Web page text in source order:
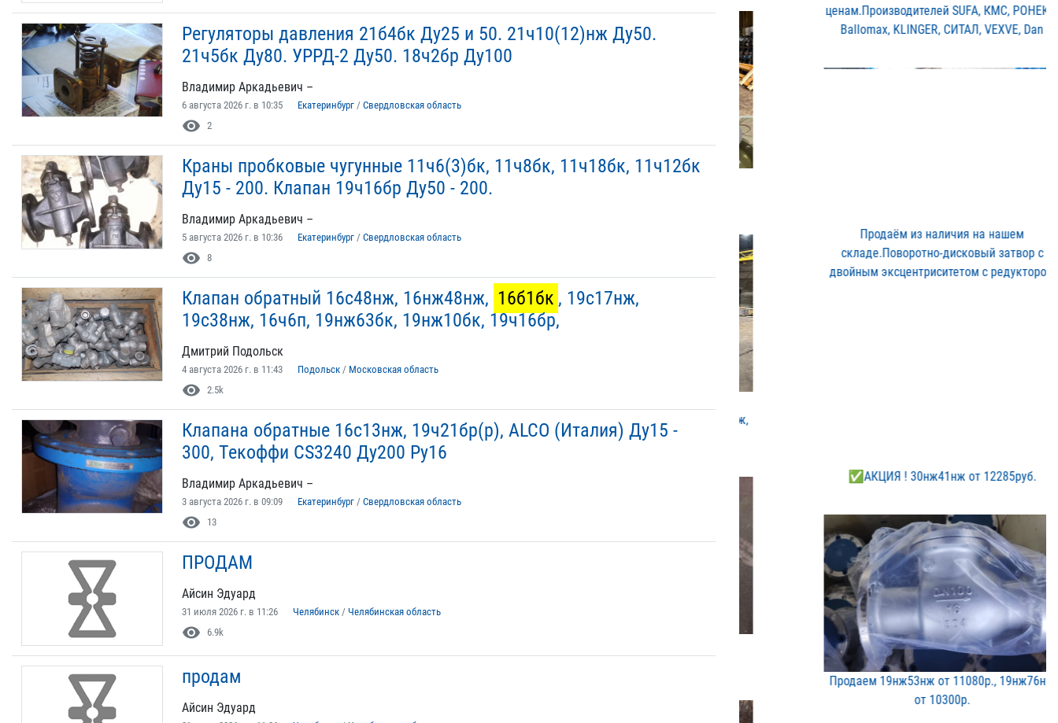
Регуляторы давления 21б4бк Ду25 и 50. 21ч10(12)нж Ду50.
21ч5бк Ду80. УРРД-2 Ду50. 18ч2бр Ду100
Владимир Аркадьевич –
6 августа 2026 г. в 10:35 Екатеринбург / Свердловская область
visibility 2
Краны пробковые чугунные 11ч6(3)бк, 11ч8бк, 11ч18бк, 11ч12бк
Ду15 - 200. Клапан 19ч16бр Ду50 - 200.
Владимир Аркадьевич –
5 августа 2026 г. в 10:36 Екатеринбург / Свердловская область
visibility 8
Клапан обратный 16с48нж, 16нж48нж, 16б1бк , 19с17нж,
19с38нж, 16ч6п, 19нж63бк, 19нж10бк, 19ч16бр,
Дмитрий Подольск
4 августа 2026 г. в 11:43 Подольск / Московская область
visibility 2.5k
Клапана обратные 16с13нж, 19ч21бр(р), ALCO (Италия) Ду15 -
300, Текоффи CS3240 Ду200 Ру16
Владимир Аркадьевич –
3 августа 2026 г. в 09:09 Екатеринбург / Свердловская область
visibility 13
ПРОДАМ
Айсин Эдуард
31 июля 2026 г. в 11:26 Челябинск / Челябинская область
visibility 6.9k
продам
Айсин Эдуард
ценам.Производителей SUF​A, КМС, РОНЕКС,
Ballomax​, KLINGER, СИТАЛ, VEXVE,​ Dan
Продаём из наличия на на​шем
складе.Поворотно-дис​ковый затвор с
двойным э​ксцентриситетом с редукт​ором
✅АКЦИЯ ! 30нж41нж от 12​285руб.
Продаем 19нж53нж от 1108​0р., 19нж76нж
от 10300р​.